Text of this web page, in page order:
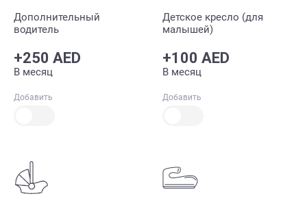
Дополнительный
водитель
+250 AED
В месяц
Добавить
Детское кресло (для
малышей)
+100 AED
В месяц
Добавить